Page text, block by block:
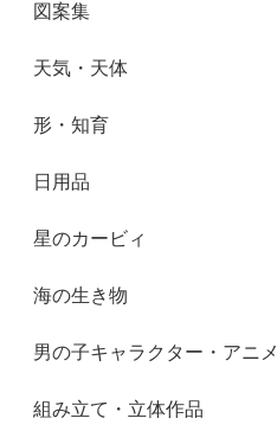
図案集
天気・天体
形・知育
日用品
星のカービィ
海の生き物
男の子キャラクター・アニメ
組み立て・立体作品